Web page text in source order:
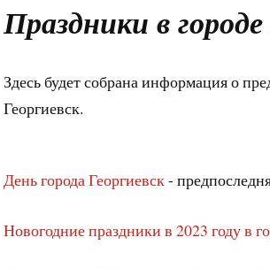
Праздники в городе
Здесь будет собрана информация о
Георгиевск.
День города Георгиевск-
Новогодние праздники в 2023 году в